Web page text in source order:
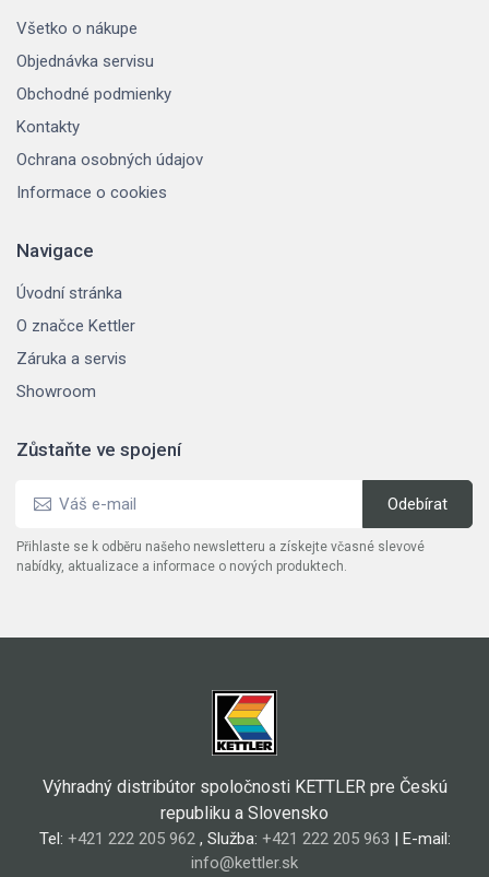
Všetko o nákupe
Objednávka servisu
Obchodné podmienky
Kontakty
Ochrana osobných údajov
Informace o cookies
Navigace
Úvodní stránka
O značce Kettler
Záruka a servis
Showroom
Zůstaňte ve spojení
Přihlaste se k odběru našeho newsletteru a získejte včasné slevové
nabídky, aktualizace a informace o nových produktech.
Výhradný distribútor spoločnosti KETTLER pre Českú
republiku a Slovensko
Tel: +421 222 205 962, Služba: +421 222 205 963 | E-mail:
info@kettler.sk